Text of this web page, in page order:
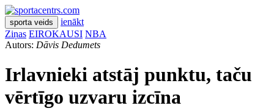
sporta veids
ienākt
Ziņas EIROKAUSI NBA
Autors: Dāvis Dedumets
Irlavnieki atstāj punktu, taču
vērtīgo uzvaru izcīna